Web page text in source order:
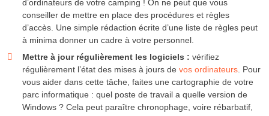
d’ordinateurs de votre camping ! On ne peut que vous
conseiller de mettre en place des procédures et règles
d’accès. Une simple rédaction écrite d’une liste de règles peut
à minima donner un cadre à votre personnel.
Mettre à jour régulièrement les logiciels : vérifiez
régulièrement l’état des mises à jours de vos ordinateurs . Pour
vous aider dans cette tâche, faites une cartographie de votre
parc informatique : quel poste de travail a quelle version de
Windows ? Cela peut paraître chronophage, voire rébarbatif,